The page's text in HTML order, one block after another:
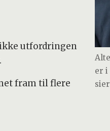
er i
utfordringen
fram til flere